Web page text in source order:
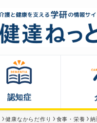
認知症
健康なからだ作り 食事・栄養 納